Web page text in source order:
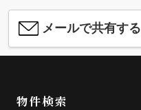
メールで共有する
物件検索